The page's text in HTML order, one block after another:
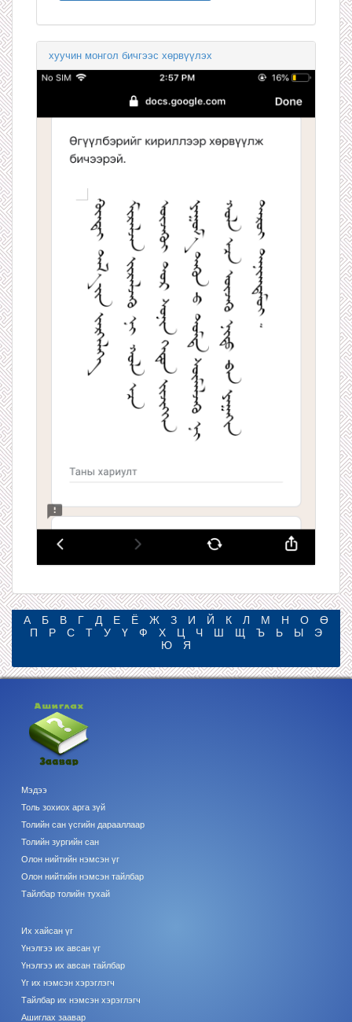
хуучин монгол бичгээс хөрвүүлэх
А Б В Г Д Е Ё Ж З И Й К Л М Н О
Ө
П
Р С Т У Ү Ф Х Ц Ч Ш Щ Ъ Ь Ы
Э
Ю
Я
Мэдээ
Толь зохиох арга зүй
Толийн сан үсгийн дарааллаар
Толийн зургийн сан
Олон нийтийн нэмсэн үг
Олон нийтийн нэмсэн тайлбар
Тайлбар толийн тухай
Их хайсан үг
Үнэлгээ их авсан үг
Үнэлгээ их авсан тайлбар
Үг их нэмсэн хэрэглэгч
Тайлбар их нэмсэн хэрэглэгч
Ашиглах заавар